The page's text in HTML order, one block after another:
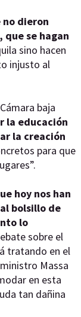
no dieron
se hagan
sino hacen
injusto al
baja
la educación
la creación
para que
hoy nos han
bolsillo de
lo
sobre el
tratando en el
Massa
en esta
tan dañina